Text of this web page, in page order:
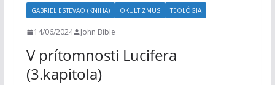
GABRIEL ESTEVAO (KNIHA) OKULTIZMUS TEOLÓGIA
14/06/2024 John Bible
V prítomnosti Lucifera
(3.kapitola)